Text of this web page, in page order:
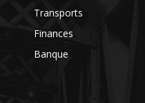
Transports
Finances
Banque